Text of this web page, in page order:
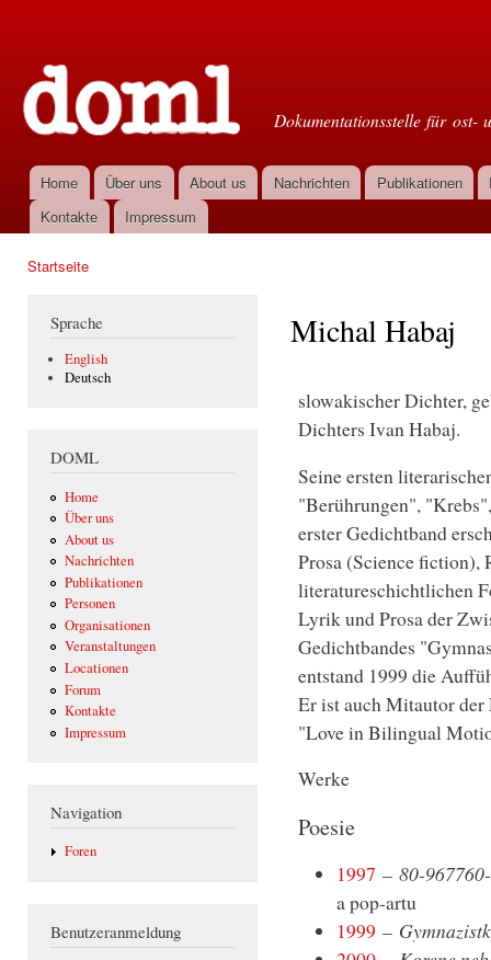
Dokumentationsstelle für ost-
Hauptmenü
Home Über uns About us Nachrichten Publikationen
Kontakte
Impressum
Startseite
Sprache
English
Deutsch
DOML
Home
Über uns
About us
Nachrichten
Publikationen
Personen
Organisationen
Veranstaltungen
Locationen
Forum
Kontakte
Impressum
Navigation
Foren
Benutzeranmeldung
Michal Habaj
slowakischer Dichter,
Dichters Ivan Habaj.
Seine ersten
"Berührungen",
erster Gedichtband
Prosa (Science fiction),
literatureschichtlichen
Lyrik und Prosa der
Gedichtbandes
entstand 1999 die
Er ist auch Mitautor der
"Love in Bilingual
Werke
Poesie
1997 – 80-
a pop-artu
1999 –